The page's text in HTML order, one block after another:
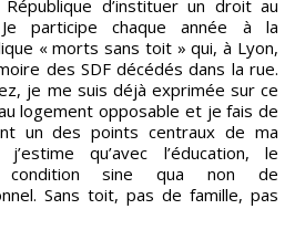
d’instituer un droit au
participe chaque année à la
« morts sans toit » qui, à Lyon,
des SDF décédés dans la rue.
je me suis déjà exprimée sur ce
logement opposable et je fais de
un des points centraux de ma
qu’avec l’éducation, le
sine qua non de
Sans toit, pas de famille, pas